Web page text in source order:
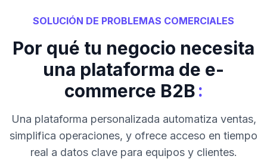
SOLUCIÓN DE PROBLEMAS COMERCIALES
Por qué tu negocio necesita
una plataforma de e-
commerce B2B:
Una plataforma personalizada automatiza ventas,
simplifica operaciones, y ofrece acceso en tiempo
real a datos clave para equipos y clientes.